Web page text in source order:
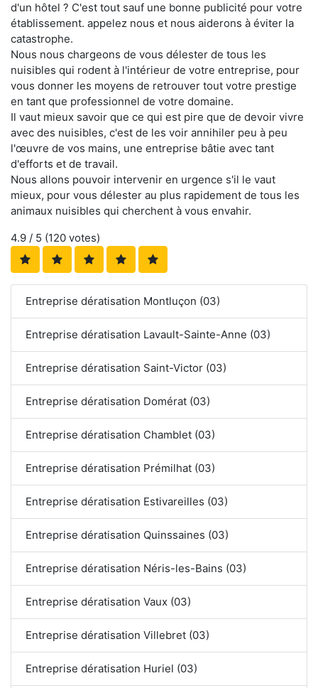
d'un hôtel ? C'est tout sauf une bonne publicité pour votre
établissement. appelez nous et nous aiderons à éviter la
catastrophe.
Nous nous chargeons de vous délester de tous les
nuisibles qui rodent à l'intérieur de votre entreprise, pour
vous donner les moyens de retrouver tout votre prestige
en tant que professionnel de votre domaine.
Il vaut mieux savoir que ce qui est pire que de devoir vivre
avec des nuisibles, c'est de les voir annihiler peu à peu
l'œuvre de vos mains, une entreprise bâtie avec tant
d'efforts et de travail.
Nous allons pouvoir intervenir en urgence s'il le vaut
mieux, pour vous délester au plus rapidement de tous les
animaux nuisibles qui cherchent à vous envahir.
4.9 / 5 (120 votes)
Entreprise dératisation Montluçon (03)
Entreprise dératisation Lavault-Sainte-Anne (03)
Entreprise dératisation Saint-Victor (03)
Entreprise dératisation Domérat (03)
Entreprise dératisation Chamblet (03)
Entreprise dératisation Prémilhat (03)
Entreprise dératisation Estivareilles (03)
Entreprise dératisation Quinssaines (03)
Entreprise dératisation Néris-les-Bains (03)
Entreprise dératisation Vaux (03)
Entreprise dératisation Villebret (03)
Entreprise dératisation Huriel (03)